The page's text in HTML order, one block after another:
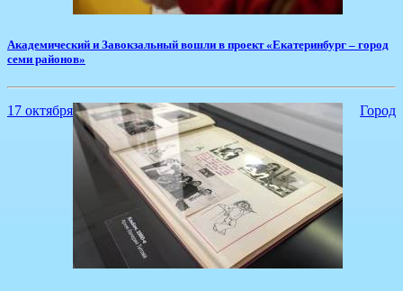
​Академический и Завокзальный вошли в проект «Екатеринбург – город
семи районов»
17 октября Город